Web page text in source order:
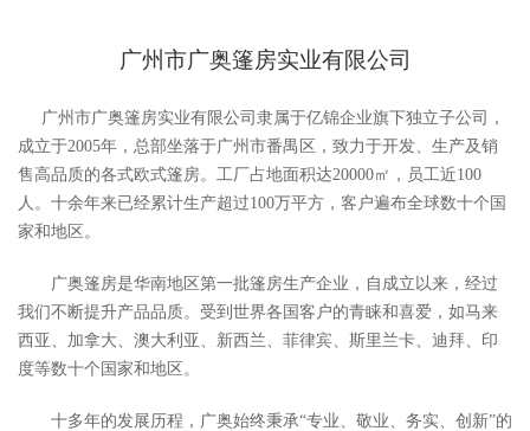
广州市广奥篷房实业有限公司
广州市广奥篷房实业有限公司隶属于亿锦企业旗下独立子公司，
成立于2005年，总部坐落于广州市番禺区，致力于开发、生产及销
售高品质的各式欧式篷房。工厂占地面积达20000㎡，员工近100
人。十余年来已经累计生产超过100万平方，客户遍布全球数十个国
家和地区。
广奥篷房是华南地区第一批篷房生产企业，自成立以来，经过
我们不断提升产品品质。受到世界各国客户的青睐和喜爱，如马来
西亚、加拿大、澳大利亚、新西兰、菲律宾、斯里兰卡、迪拜、印
度等数十个国家和地区。
十多年的发展历程，广奥始终秉承“专业、敬业、务实、创新”的